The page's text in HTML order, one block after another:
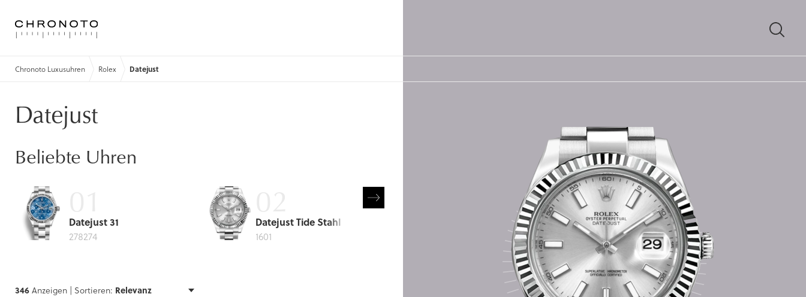
Chronoto Luxusuhren Rolex Datejust
Datejust
Beliebte Uhren
Datejust 31
278274
Datejust Tide Stahl
1601
NÄCHSTE
UHR
346Anzeigen | Sortieren: